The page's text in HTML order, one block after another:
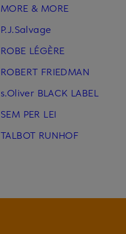
MORE & MORE
P.J.Salvage
ROBE LÉGÈRE
ROBERT FRIEDMAN
s.Oliver BLACK LABEL
SEM PER LEI
TALBOT RUNHOF